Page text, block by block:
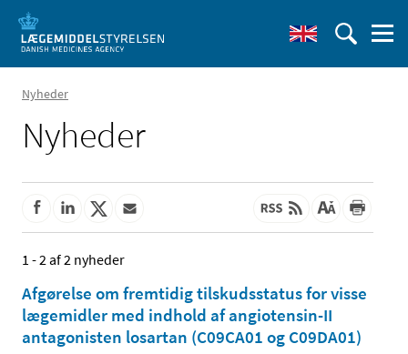
Nyheder
Nyheder
1 - 2 af 2 nyheder
Afgørelse om fremtidig tilskudsstatus for visse
lægemidler med indhold af angiotensin-II
antagonisten losartan (C09CA01 og C09DA01)